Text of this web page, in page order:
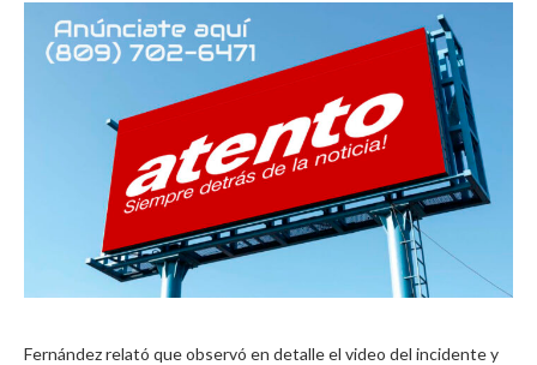
Fernández relató que observó en detalle el video del incidente y